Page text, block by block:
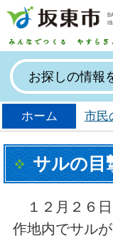
ホーム 市民
サルの目
１２月２６日
作地内でサル